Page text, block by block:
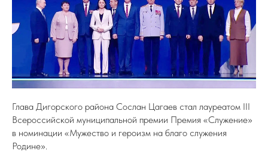
Глава Дигорского района Сослан Цагаев стал лауреатом III
Всероссийской муниципальной премии Премия «Служение»
в номинации «Мужество и героизм на благо служения
Родине».